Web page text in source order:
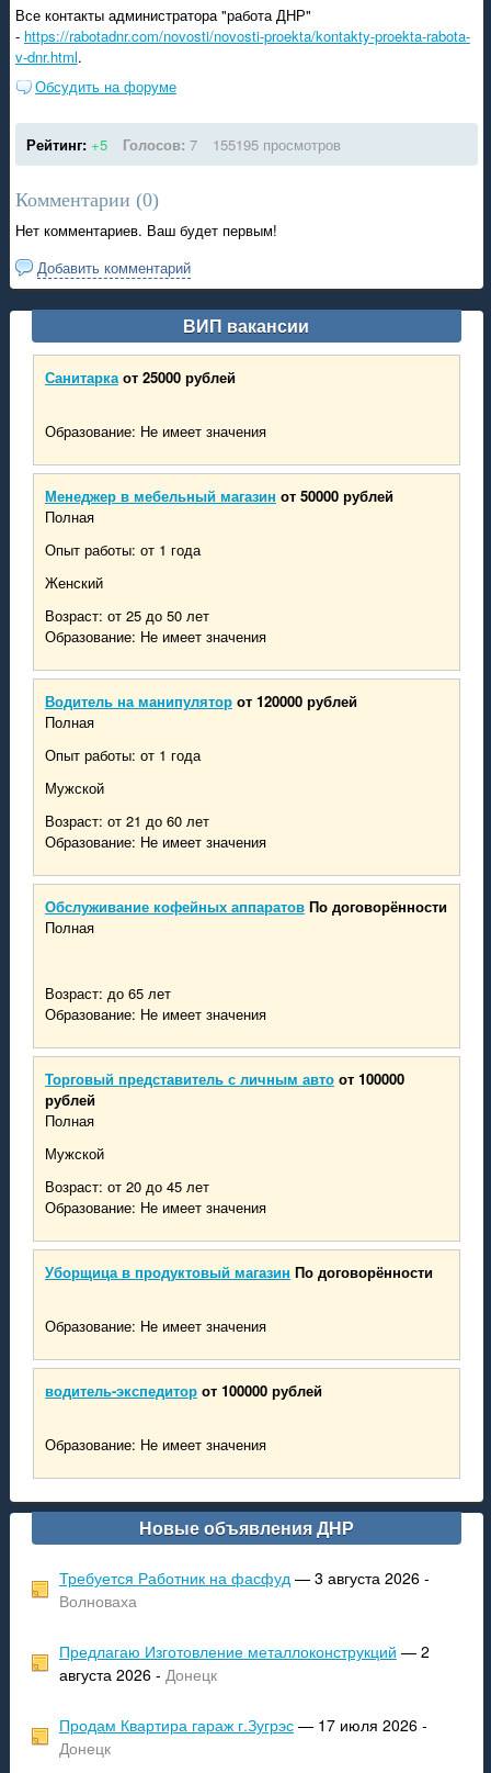
Все контакты администратора "работа ДНР"
- https://rabotadnr.com/novosti/novosti-proekta/kontakty-proekta-rabota-
v-dnr.html.
Обсудить на форуме
Рейтинг: +5 Голосов: 7 155195 просмотров
Комментарии (0)
Нет комментариев. Ваш будет первым!
Добавить комментарий
ВИП вакансии
Санитарка от 25000 рублей
Образование: Не имеет значения
Менеджер в мебельный магазин от 50000 рублей
Полная
Опыт работы: от 1 года
Женский
Возраст: от 25 до 50 лет
Образование: Не имеет значения
Водитель на манипулятор от 120000 рублей
Полная
Опыт работы: от 1 года
Мужской
Возраст: от 21 до 60 лет
Образование: Не имеет значения
Обслуживание кофейных аппаратов По договорённости
Полная
Возраст: до 65 лет
Образование: Не имеет значения
Торговый представитель с личным авто от 100000
рублей
Полная
Мужской
Возраст: от 20 до 45 лет
Образование: Не имеет значения
Уборщица в продуктовый магазин По договорённости
Образование: Не имеет значения
водитель-экспедитор от 100000 рублей
Образование: Не имеет значения
Новые объявления ДНР
Требуется Работник на фасфуд— 3 августа 2026 -
Волноваха
Предлагаю Изготовление металлоконструкций — 2
августа 2026 - Донецк
Продам Квартира гараж г.Зугрэс— 17 июля 2026 -
Донецк